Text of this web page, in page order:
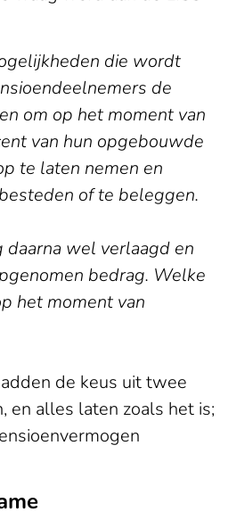
die wordt
de
om op het moment van
van hun opgebouwde
te laten nemen en
of te beleggen.
wel verlaagd en
bedrag. Welke
het moment van
de keus uit twee
en alles laten zoals het is;